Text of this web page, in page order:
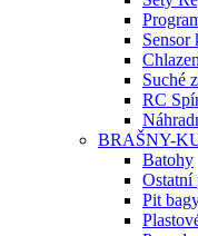
Sensor
Suché
RC
BRAŠNY-
Batohy
Ostatní
Pit